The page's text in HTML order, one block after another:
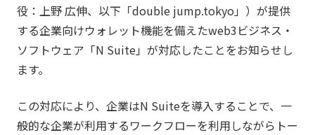
役：上野 広伸、以下「double jump.tokyo」）が提供
する企業向けウォレット機能を備えたweb3ビジネス・
ソフトウェア「N Suite」が対応したことをお知らせし
ます。
この対応により、企業はN Suiteを導入することで、一
般的な企業が利用するワークフローを利用しながらトー